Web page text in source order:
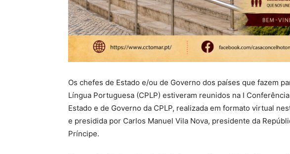
Os chefes de Estado e/ou de Governo dos países que fazem
Língua Portuguesa (CPLP) estiveram reunidos na I
Estado e de Governo da CPLP, realizada em formato virtual
e presidida por Carlos Manuel Vila Nova, presidente da
Príncipe.